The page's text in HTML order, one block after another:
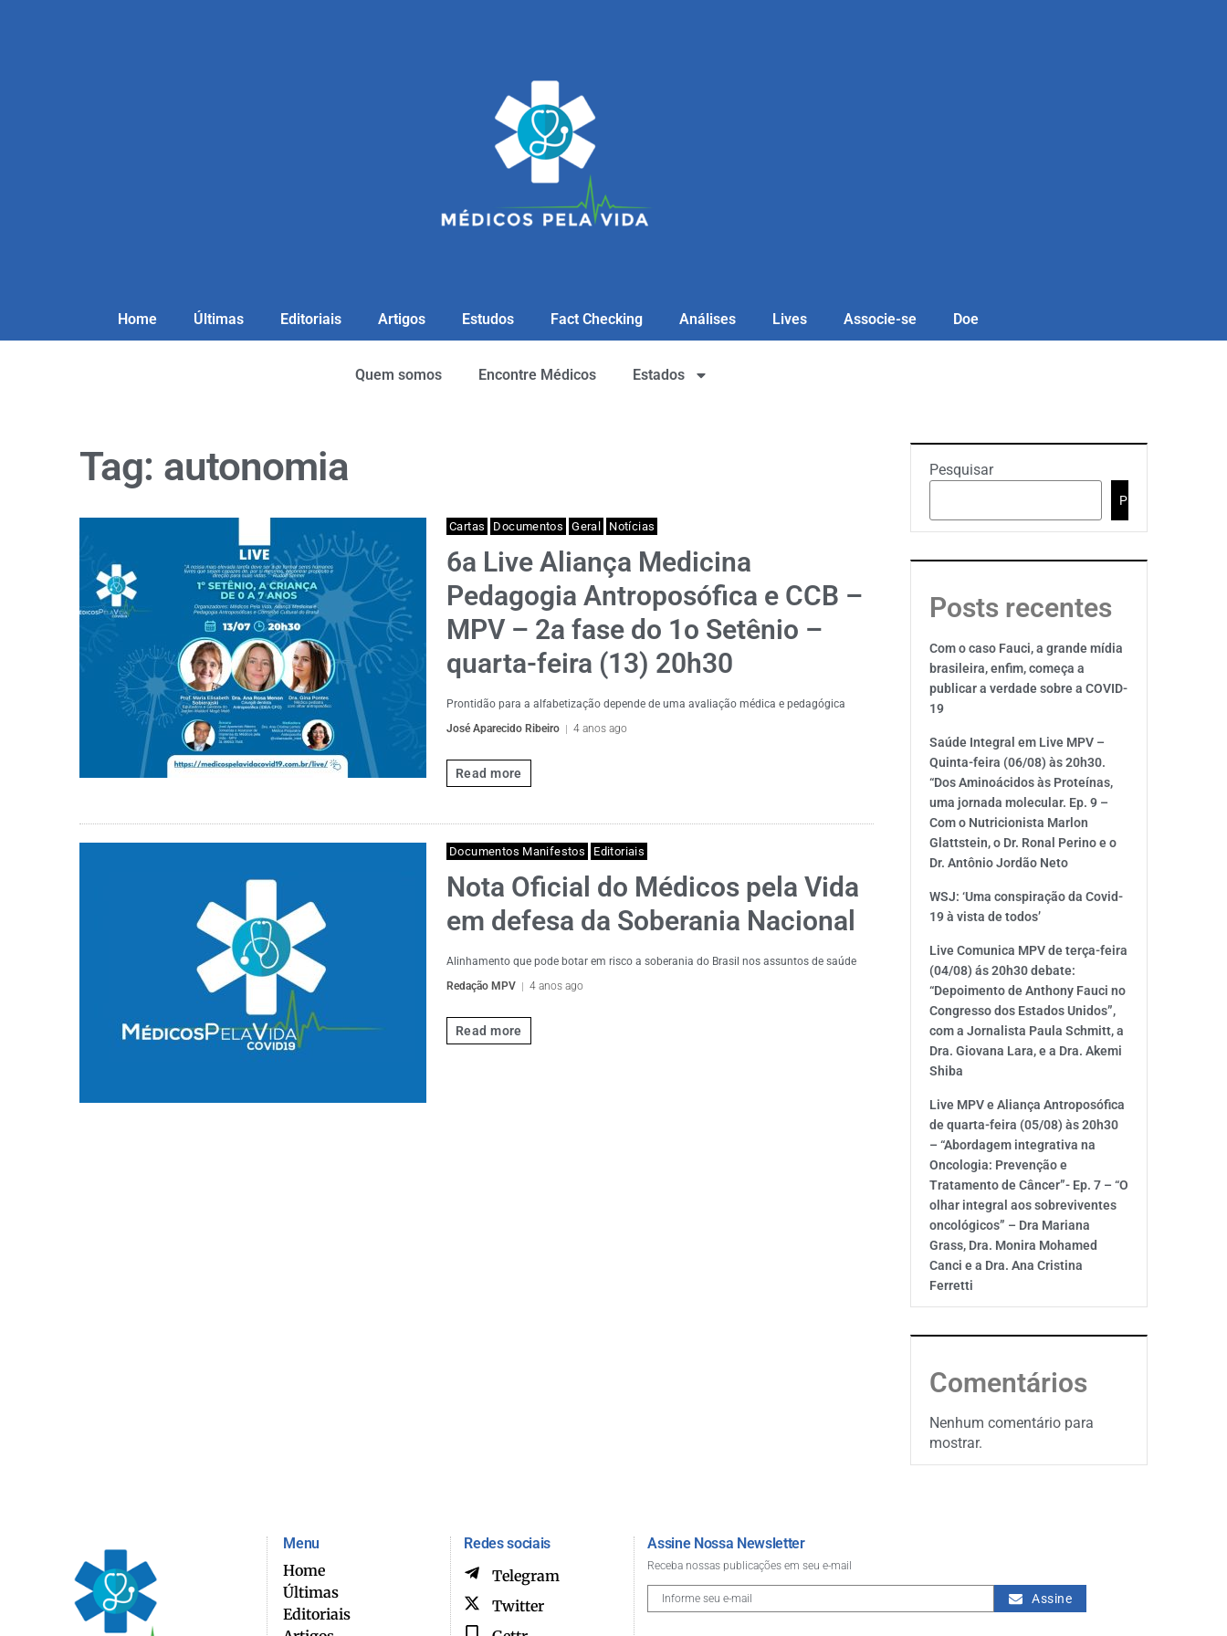
Home Últimas Editoriais Artigos Estudos Fact Checking Análises Lives Associe-se Doe
Quem somos Encontre Médicos Estados
Tag: autonomia
Cartas Documentos Geral Notícias
6a Live Aliança Medicina
Pedagogia Antroposófica e CCB –
MPV – 2a fase do 1o Setênio –
quarta-feira (13) 20h30
Prontidão para a alfabetização depende de uma avaliação médica e pedagógica
José Aparecido Ribeiro
4 anos ago
Read more
Documentos Manifestos Editoriais
Nota Oficial do Médicos pela Vida
em defesa da Soberania Nacional
Alinhamento que pode botar em risco a soberania do Brasil nos assuntos de saúde
Redação MPV
4 anos ago
Read more
Pesquisar
Pesquisar
Posts recentes
Com o caso Fauci, a grande mídia
brasileira, enfim, começa a
publicar a verdade sobre a COVID-
19
Saúde Integral em Live MPV –
Quinta-feira (06/08) às 20h30.
“Dos Aminoácidos às Proteínas,
uma jornada molecular. Ep. 9 –
Com o Nutricionista Marlon
Glattstein, o Dr. Ronal Perino e o
Dr. Antônio Jordão Neto
WSJ: ‘Uma conspiração da Covid-
19 à vista de todos’
Live Comunica MPV de terça-feira
(04/08) ás 20h30 debate:
“Depoimento de Anthony Fauci no
Congresso dos Estados Unidos”,
com a Jornalista Paula Schmitt, a
Dra. Giovana Lara, e a Dra. Akemi
Shiba
Live MPV e Aliança Antroposófica
de quarta-feira (05/08) às 20h30
– “Abordagem integrativa na
Oncologia: Prevenção e
Tratamento de Câncer”- Ep. 7 – “O
olhar integral aos sobreviventes
oncológicos” – Dra Mariana
Grass, Dra. Monira Mohamed
Canci e a Dra. Ana Cristina
Ferretti
Comentários
Nenhum comentário para
mostrar.
Menu
Home
Últimas
Editoriais
Redes sociais
Telegram
Twitter
Assine Nossa Newsletter
Receba nossas publicações em seu e-mail
Assine